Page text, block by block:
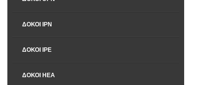
ΔΟΚΟΊ ΙPN
ΔΟΚΟΊ ΙPΕ
ΔΟΚΟΊ ΗΕΑ